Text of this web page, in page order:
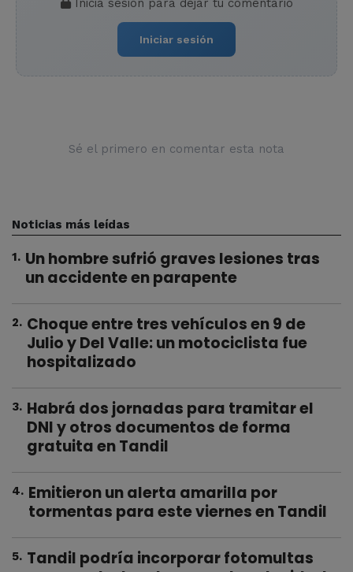
Iniciá sesión para dejar tu comentario
Iniciar sesión
Sé el primero en comentar esta nota
Noticias más leídas
1. Un hombre sufrió graves lesiones tras
un accidente en parapente
2. Choque entre tres vehículos en 9 de
Julio y Del Valle: un motociclista fue
hospitalizado
3. Habrá dos jornadas para tramitar el
DNI y otros documentos de forma
gratuita en Tandil
4. Emitieron un alerta amarilla por
tormentas para este viernes en Tandil
5. Tandil podría incorporar fotomultas